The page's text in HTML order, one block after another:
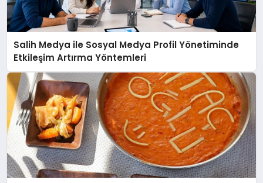
Salih Medya ile Sosyal Medya Profil Yönetiminde
Etkileşim Artırma Yöntemleri